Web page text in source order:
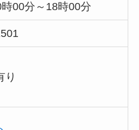
時00分～18時00分
り